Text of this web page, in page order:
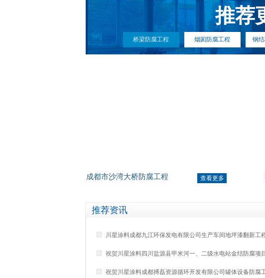
推荐
桥梁防腐工程 烟囱防腐工程 钢
成都市沙湾大桥防腐工程 查看更多
推荐资讯
川星涂料成都九江环保发电有限公司生产车间地坪漆翻新工
祝贺川星涂料四川盐源县甲米河一、二级水电站金结防腐项
祝贺川星涂料成都搏磊资源循环开发有限公司罐体设备防腐